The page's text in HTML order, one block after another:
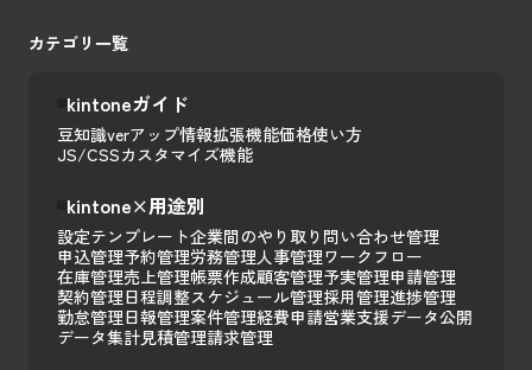
カテゴリ一覧
kintoneガイド
豆知識verアップ情報拡張機能価格使い方
JS/CSSカスタマイズ機能
kintone×用途別
設定テンプレート企業間のやり取り 問い合わせ管理
申込管理予約管理労務管理人事管理ワークフロー
在庫管理売上管理帳票作成顧客管理予実管理申請管理
契約管理日程調整スケジュール管理採用管理進捗管理
勤怠管理日報管理案件管理経費申請営業支援データ公開
データ集計見積管理請求管理